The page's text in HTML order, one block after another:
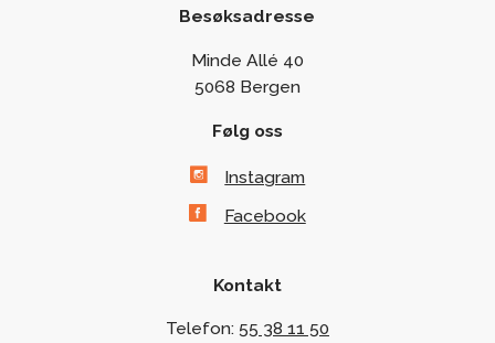
Besøksadresse
Minde Allé 40
5068 Bergen
Følg oss
Instagram
Facebook
Kontakt
Telefon: 55 38 11 50